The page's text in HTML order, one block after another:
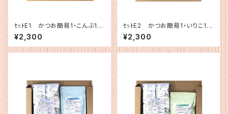
ｾｯﾄE1 かつお簡易1・こんぶ12
0g
¥2,300
ｾｯﾄE2 かつお簡易1・いりこ12
0g
¥2,300